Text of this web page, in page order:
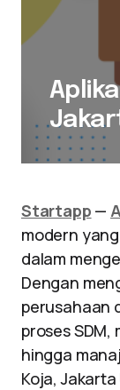
Startapp —
modern
dalam
Dengan
perusahaan
proses SDM,
hingga
Koja,